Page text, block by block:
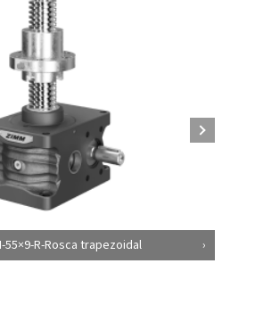
55×9-R-Rosca trapezoidal